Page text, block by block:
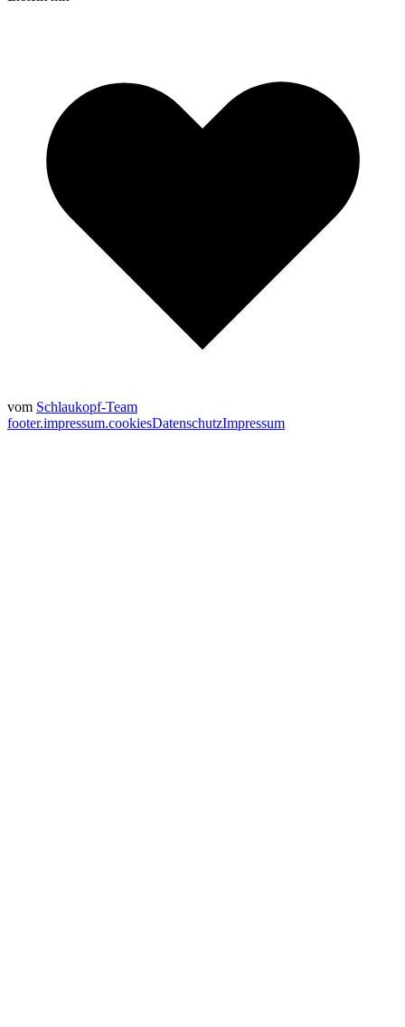
vom Schlaukopf-Team
footer.impressum.cookiesDatenschutzImpressum